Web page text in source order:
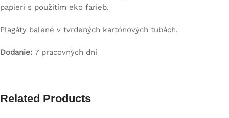
papieri s použitím eko farieb.
Plagáty balené v tvrdených kartónových tubách.
Dodanie: 7 pracovných dní
Related Products